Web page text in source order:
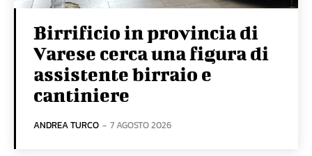
Birrificio in provincia di
Varese cerca una figura di
assistente birraio e
cantiniere
ANDREA TURCO - 7 AGOSTO 2026